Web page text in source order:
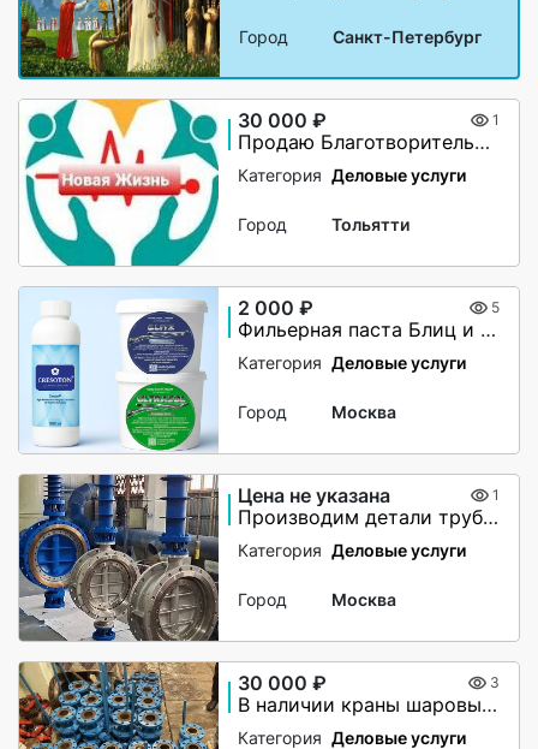
Город Санкт-Петербург
30 000 ₽ 1
Продаю Благотворительный Фонд
Категория Деловые услуги
Город Тольятти
2 000 ₽ 5
Фильерная паста Блиц и Ультразол
Категория Деловые услуги
Город Москва
Цена не указана 1
Производим детали трубопровода по чертежам заказчика
Категория Деловые услуги
Город Москва
30 000 ₽ 3
В наличии краны шаровые,сталь 20
Категория Деловые услуги